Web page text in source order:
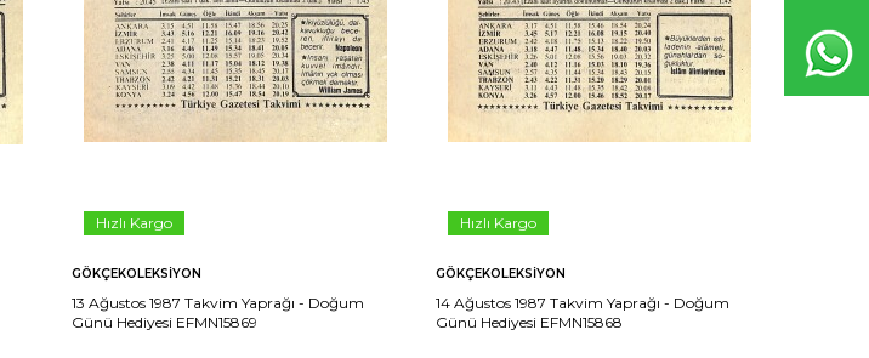
Hızlı Kargo
GÖKÇEKOLEKSIYON
13 Ağustos 1987 Takvim Yaprağı - Doğum
Günü Hediyesi EFMN15869
Hızlı Kargo
GÖKÇEKOLEKSIYON
14 Ağustos 1987 Takvim Yaprağı - Doğum
Günü Hediyesi EFMN15868